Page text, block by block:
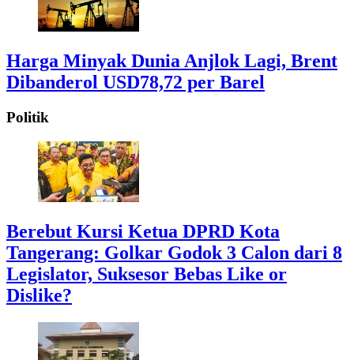
Harga Minyak Dunia Anjlok Lagi, Brent
Dibanderol USD78,72 per Barel
Politik
Berebut Kursi Ketua DPRD Kota
Tangerang: Golkar Godok 3 Calon dari 8
Legislator, Suksesor Bebas Like or
Dislike?